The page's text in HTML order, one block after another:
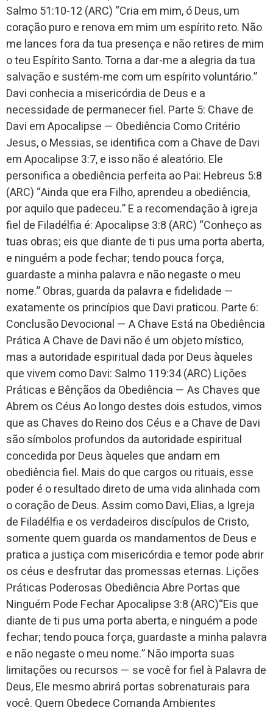
Salmo 51:10-12 (ARC) “Cria em mim, ó Deus, um
coração puro e renova em mim um espírito reto. Não
me lances fora da tua presença e não retires de mim
o teu Espírito Santo. Torna a dar-me a alegria da tua
salvação e sustém-me com um espírito voluntário.”
Davi conhecia a misericórdia de Deus e a
necessidade de permanecer fiel. Parte 5: Chave de
Davi em Apocalipse — Obediência Como Critério
Jesus, o Messias, se identifica com a Chave de Davi
em Apocalipse 3:7, e isso não é aleatório. Ele
personifica a obediência perfeita ao Pai: Hebreus 5:8
(ARC) “Ainda que era Filho, aprendeu a obediência,
por aquilo que padeceu.” E a recomendação à igreja
fiel de Filadélfia é: Apocalipse 3:8 (ARC) “Conheço as
tuas obras; eis que diante de ti pus uma porta aberta,
e ninguém a pode fechar; tendo pouca força,
guardaste a minha palavra e não negaste o meu
nome.” Obras, guarda da palavra e fidelidade —
exatamente os princípios que Davi praticou. Parte 6:
Conclusão Devocional — A Chave Está na Obediência
Prática A Chave de Davi não é um objeto místico,
mas a autoridade espiritual dada por Deus àqueles
que vivem como Davi: Salmo 119:34 (ARC) Lições
Práticas e Bênçãos da Obediência — As Chaves que
Abrem os Céus Ao longo destes dois estudos, vimos
que as Chaves do Reino dos Céus e a Chave de Davi
são símbolos profundos da autoridade espiritual
concedida por Deus àqueles que andam em
obediência fiel. Mais do que cargos ou rituais, esse
poder é o resultado direto de uma vida alinhada com
o coração de Deus. Assim como Davi, Elias, a Igreja
de Filadélfia e os verdadeiros discípulos de Cristo,
somente quem guarda os mandamentos de Deus e
pratica a justiça com misericórdia e temor pode abrir
os céus e desfrutar das promessas eternas. Lições
Práticas Poderosas Obediência Abre Portas que
Ninguém Pode Fechar Apocalipse 3:8 (ARC)“Eis que
diante de ti pus uma porta aberta, e ninguém a pode
fechar; tendo pouca força, guardaste a minha palavra
e não negaste o meu nome.” Não importa suas
limitações ou recursos — se você for fiel à Palavra de
Deus, Ele mesmo abrirá portas sobrenaturais para
você. Quem Obedece Comanda Ambientes